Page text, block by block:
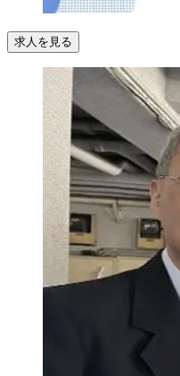
求人を見る